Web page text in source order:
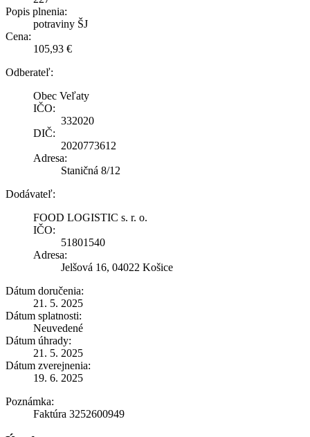
Popis plnenia:
potraviny ŠJ
Cena:
105,93 €
Odberateľ:
Obec Veľaty
IČO:
332020
DIČ:
2020773612
Adresa:
Staničná 8/12
Dodávateľ:
FOOD LOGISTIC s. r. o.
IČO:
51801540
Adresa:
Jelšová 16, 04022 Košice
Dátum doručenia:
21. 5. 2025
Dátum splatnosti:
Neuvedené
Dátum úhrady:
21. 5. 2025
Dátum zverejnenia:
19. 6. 2025
Poznámka:
Faktúra 3252600949